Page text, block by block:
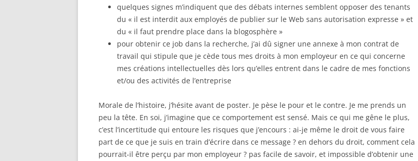
quelques signes m’indiquent que des débats internes semblent opposer des tenants
du « il est interdit aux employés de publier sur le Web sans autorisation expresse » et
du « il faut prendre place dans la blogosphère »
pour obtenir ce job dans la recherche, j’ai dû signer une annexe à mon contrat de
travail qui stipule que je cède tous mes droits à mon employeur en ce qui concerne
mes créations intellectuelles dès lors qu’elles entrent dans le cadre de mes fonctions
et/ou des activités de l’entreprise
Morale de l’histoire, j’hésite avant de poster. Je pèse le pour et le contre. Je me prends un
peu la tête. En soi, j’imagine que ce comportement est sensé. Mais ce qui me gêne le plus,
c’est l’incertitude qui entoure les risques que j’encours : ai-je même le droit de vous faire
part de ce que je suis en train d’écrire dans ce message ? en dehors du droit, comment cela
pourrait-il être perçu par mon employeur ? pas facile de savoir, et impossible d’obtenir une